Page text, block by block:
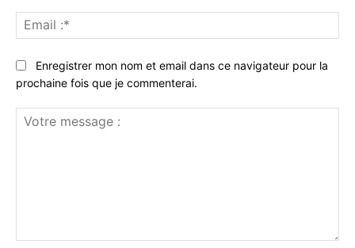
:*
Enregistrer mon nom et email dans ce navigateur pour la
prochaine fois que je commenterai.